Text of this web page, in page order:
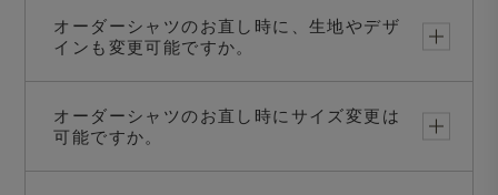
オーダーシャツのお直し時に、生地やデザ
インも変更可能ですか。
オーダーシャツのお直し時にサイズ変更は
可能ですか。